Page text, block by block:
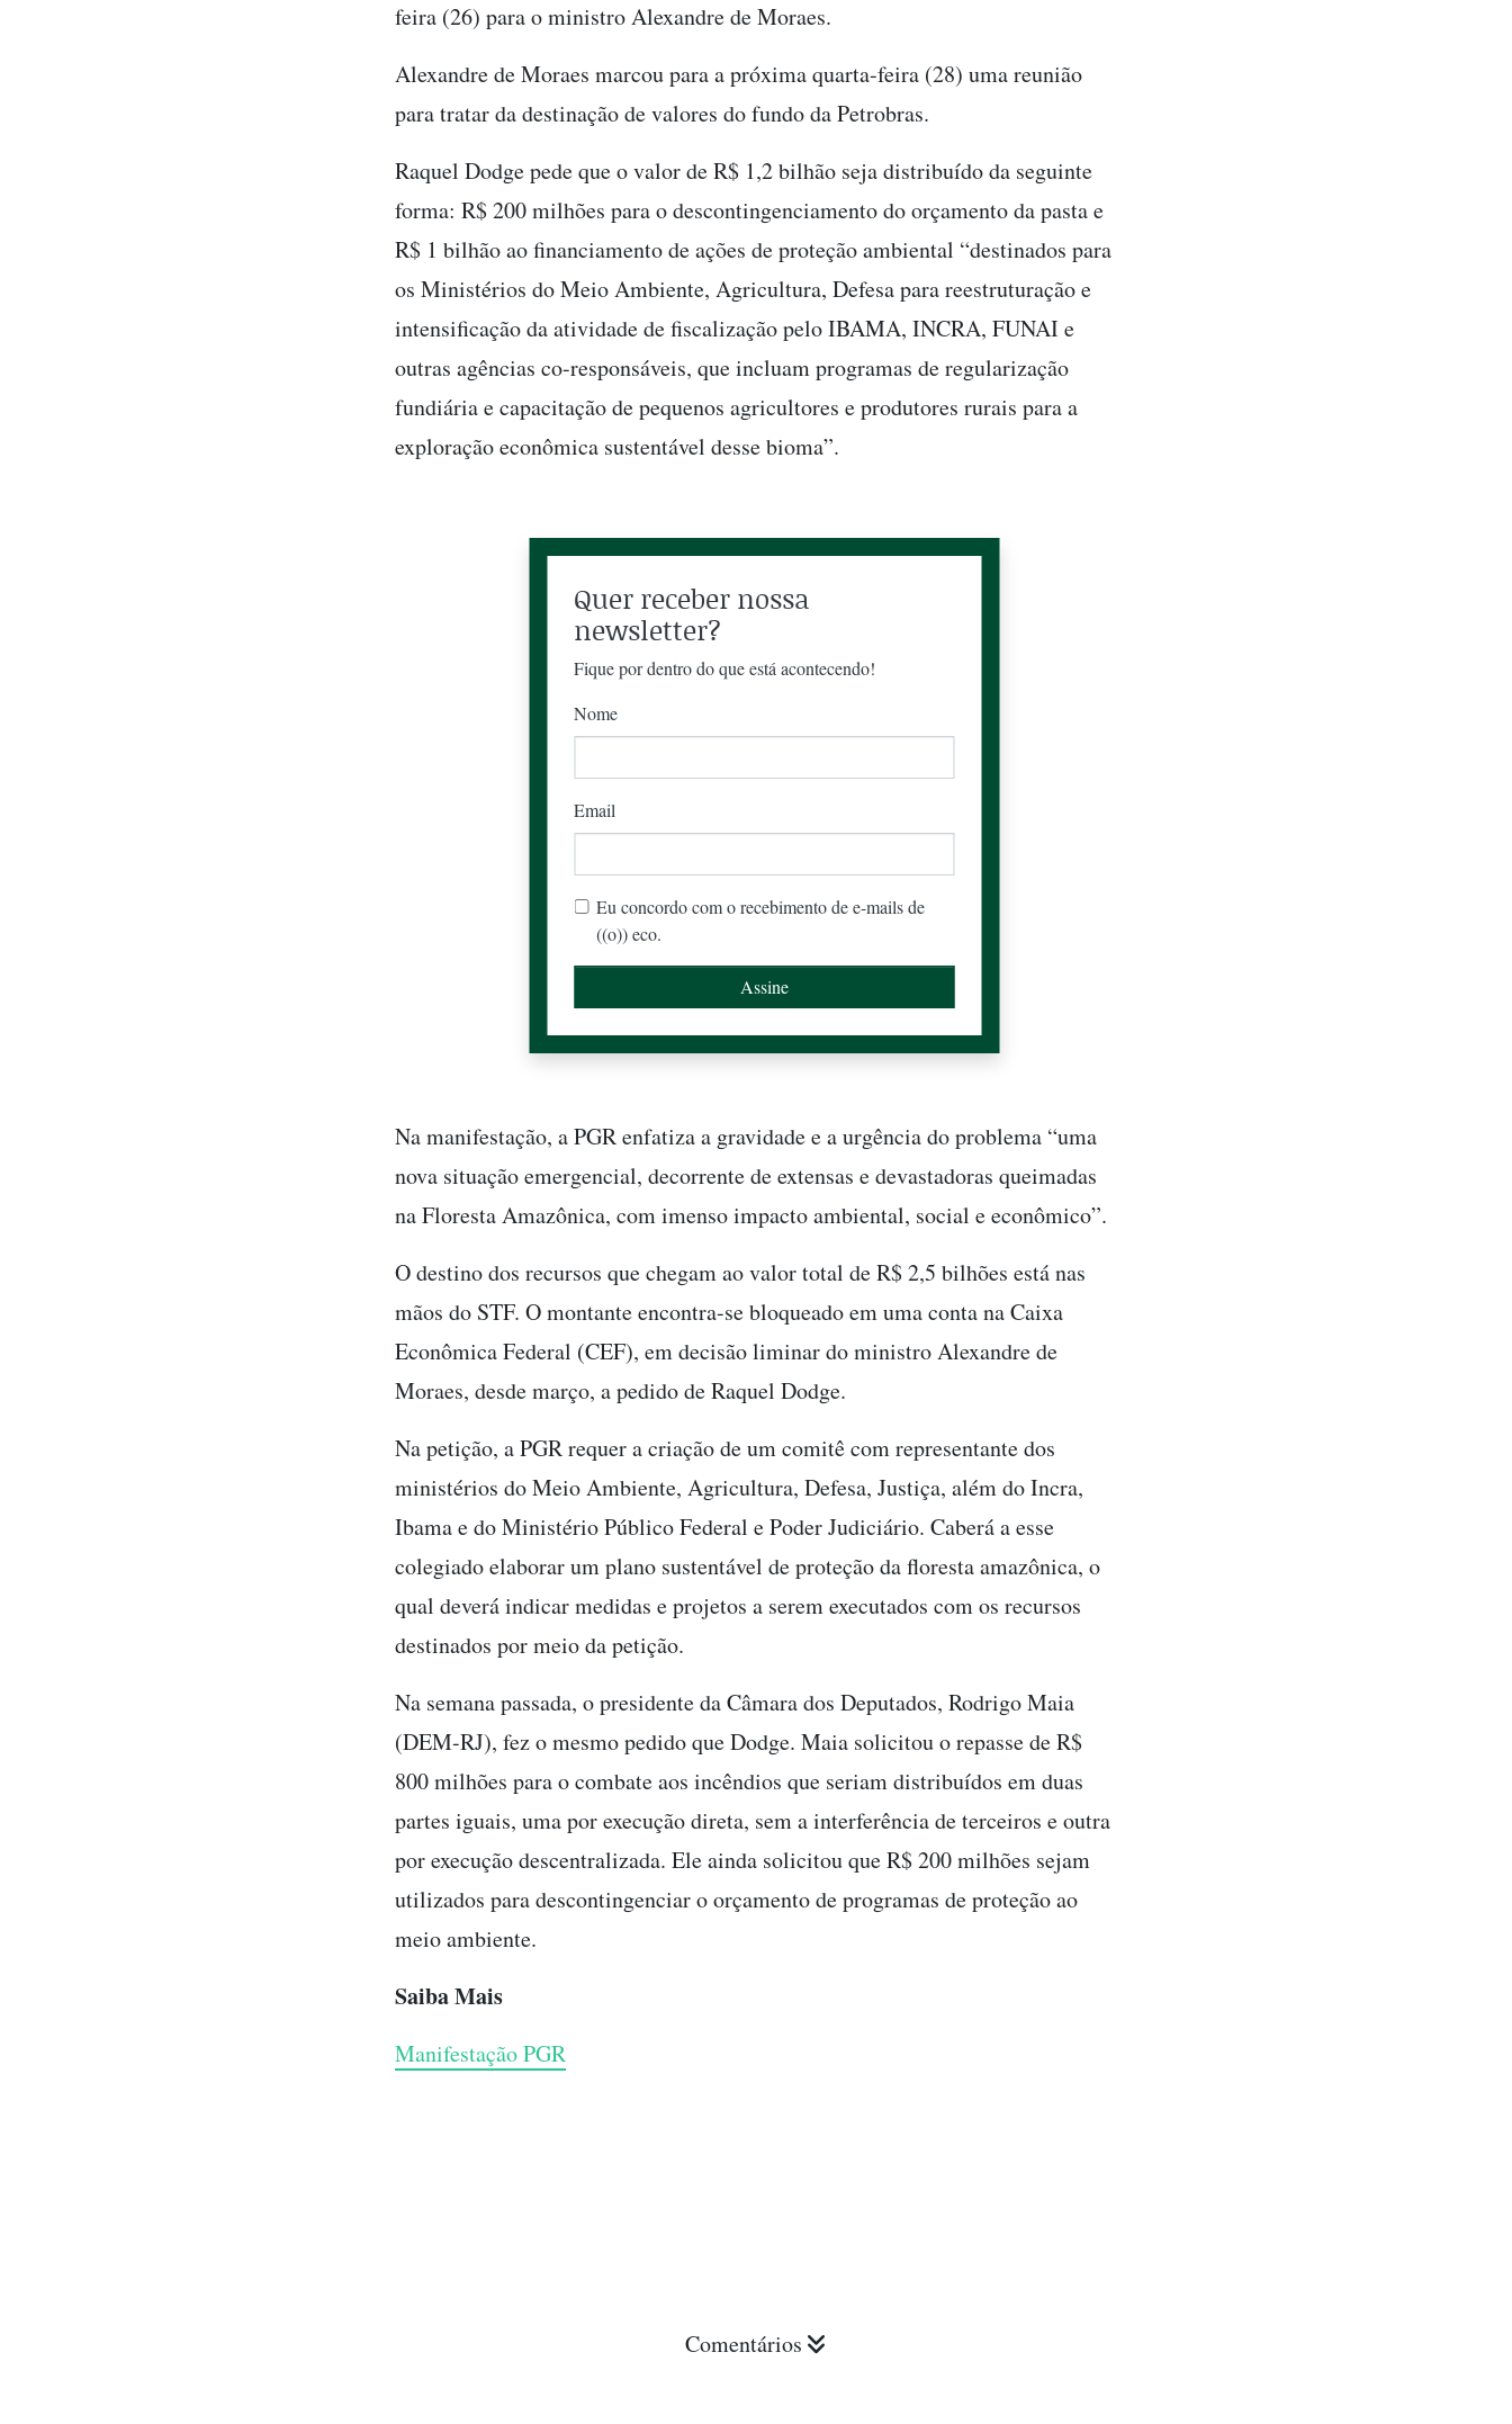
feira (26) para o ministro Alexandre de Moraes.
Alexandre de Moraes marcou para a próxima quarta-feira (28) uma reunião
para tratar da destinação de valores do fundo da Petrobras.
Raquel Dodge pede que o valor de R$ 1,2 bilhão seja distribuído da seguinte
forma: R$ 200 milhões para o descontingenciamento do orçamento da pasta e
R$ 1 bilhão ao financiamento de ações de proteção ambiental “destinados para
os Ministérios do Meio Ambiente, Agricultura, Defesa para reestruturação e
intensificação da atividade de fiscalização pelo IBAMA, INCRA, FUNAI e
outras agências co-responsáveis, que incluam programas de regularização
fundiária e capacitação de pequenos agricultores e produtores rurais para a
exploração econômica sustentável desse bioma”.
Quer receber nossa
newsletter?
Fique por dentro do que está acontecendo!
Nome
Email
Eu concordo com o recebimento de e-mails de
((o)) eco.
Na manifestação, a PGR enfatiza a gravidade e a urgência do problema “uma
nova situação emergencial, decorrente de extensas e devastadoras queimadas
na Floresta Amazônica, com imenso impacto ambiental, social e econômico”.
O destino dos recursos que chegam ao valor total de R$ 2,5 bilhões está nas
mãos do STF. O montante encontra-se bloqueado em uma conta na Caixa
Econômica Federal (CEF), em decisão liminar do ministro Alexandre de
Moraes, desde março, a pedido de Raquel Dodge.
Na petição, a PGR requer a criação de um comitê com representante dos
ministérios do Meio Ambiente, Agricultura, Defesa, Justiça, além do Incra,
Ibama e do Ministério Público Federal e Poder Judiciário. Caberá a esse
colegiado elaborar um plano sustentável de proteção da floresta amazônica, o
qual deverá indicar medidas e projetos a serem executados com os recursos
destinados por meio da petição.
Na semana passada, o presidente da Câmara dos Deputados, Rodrigo Maia
(DEM-RJ), fez o mesmo pedido que Dodge. Maia solicitou o repasse de R$
800 milhões para o combate aos incêndios que seriam distribuídos em duas
partes iguais, uma por execução direta, sem a interferência de terceiros e outra
por execução descentralizada. Ele ainda solicitou que R$ 200 milhões sejam
utilizados para descontingenciar o orçamento de programas de proteção ao
meio ambiente.
Saiba Mais
Manifestação PGR
Comentários